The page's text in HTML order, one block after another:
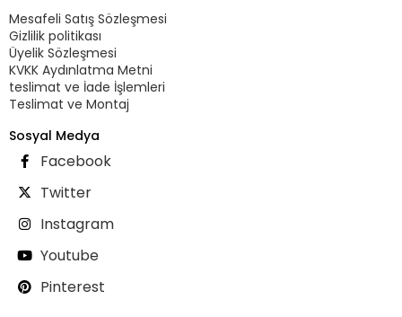
Mesafeli Satış Sözleşmesi
Gizlilik politikası
Üyelik Sözleşmesi
KVKK Aydınlatma Metni
teslimat ve İade İşlemleri
Teslimat ve Montaj
Sosyal Medya
Facebook
Twitter
Instagram
Youtube
Pinterest